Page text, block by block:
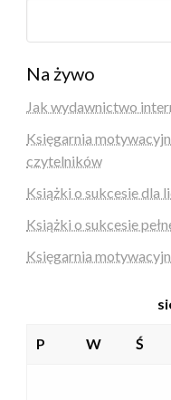
Na żywo
Jak wydawnictwo
Księgarnia
czytelników
Książki o sukcesie dla
Książki o sukcesie
Księgarnia
P W Ś